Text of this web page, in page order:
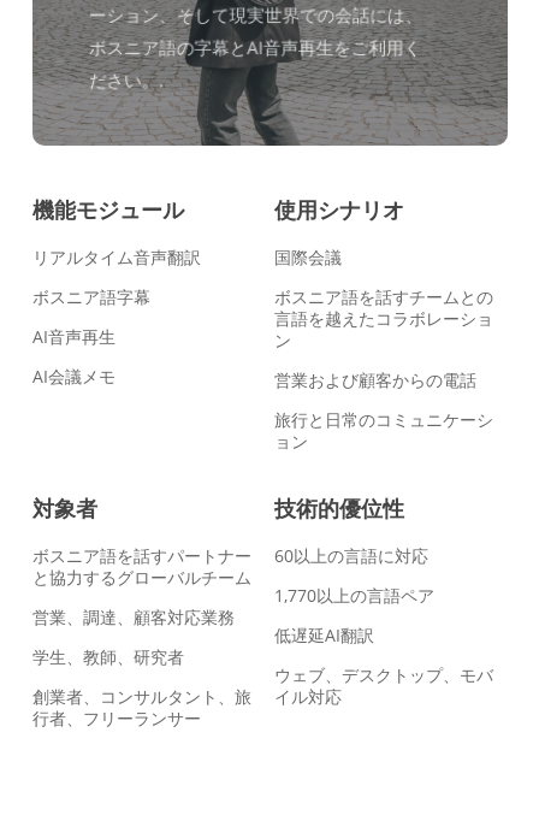
ーション、そして現実世界での会話には、
ボスニア語の字幕とAI音声再生をご利用く
ださい。.
機能モジュール
リアルタイム音声翻訳
ボスニア語字幕
AI音声再生
AI会議メモ
使用シナリオ
国際会議
ボスニア語を話すチームとの
言語を越えたコラボレーショ
ン
営業および顧客からの電話
旅行と日常のコミュニケーシ
ョン
対象者
ボスニア語を話すパートナー
と協力するグローバルチーム
営業、調達、顧客対応業務
学生、教師、研究者
創業者、コンサルタント、旅
行者、フリーランサー
技術的優位性
60以上の言語に対応
1,770以上の言語ペア
低遅延AI翻訳
ウェブ、デスクトップ、モバ
イル対応